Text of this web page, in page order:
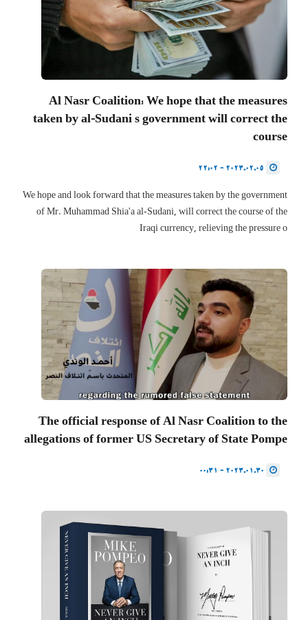
Al Nasr Coalition: We hope that the measures
taken by al-Sudani s government will correct the
course
We hope and look forward that the measures taken by the government
of Mr. Muhammad Shia'a al-Sudani, will correct the course of the
Iraqi currency, relieving the pressure o
The official response of Al Nasr Coalition to the
allegations of former US Secretary of State Pompe